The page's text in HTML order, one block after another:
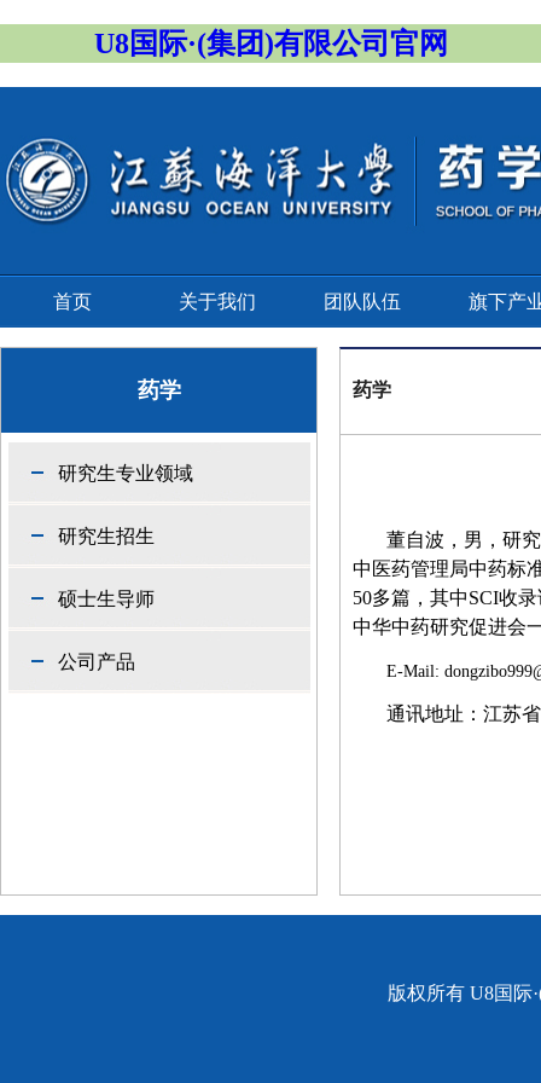
U8国际·(集团)有限公司官网
首页 关于我们 团队队伍 旗下产
药学
研究生专业领域
研究生招生
硕士生导师
公司产品
药学
董自波 ，男，研
中医药管理局中药标
50多篇，其中SCI收
中华中药研究促进会
E-Mail:
通讯地址：江苏
版权所有 U8国际